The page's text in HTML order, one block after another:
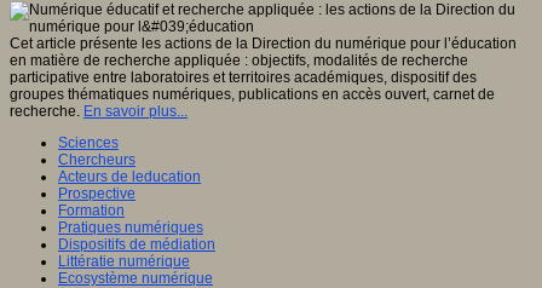
Cet article présente les actions de la Direction du numérique pour l’éducation
en matière de recherche appliquée : objectifs, modalités de recherche
participative entre laboratoires et territoires académiques, dispositif des
groupes thématiques numériques, publications en accès ouvert, carnet de
recherche. En savoir plus...
Sciences
Chercheurs
Acteurs de leducation
Prospective
Formation
Pratiques numériques
Dispositifs de médiation
Littératie numérique
Ecosystème numérique